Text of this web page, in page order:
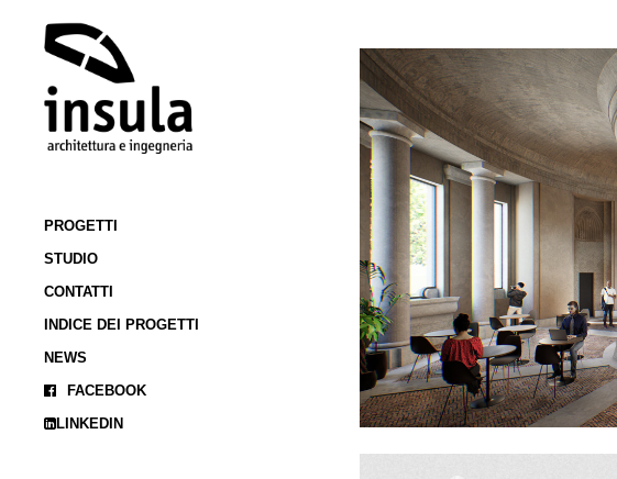
PROGETTI
STUDIO
CONTATTI
INDICE DEI PROGETTI
NEWS
FACEBOOK
LINKEDIN